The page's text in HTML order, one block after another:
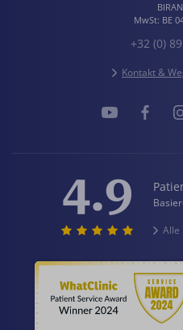
MwSt: BE
+32 (0)
Kontakt &
4.9
Alle